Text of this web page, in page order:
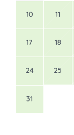
10 11
17 18
24 25
31